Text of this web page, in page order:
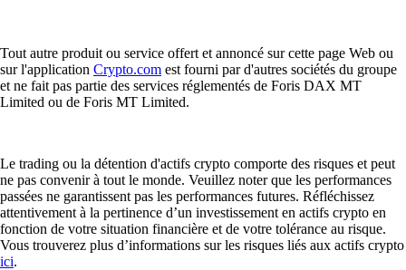
Tout autre produit ou service offert et annoncé sur cette page Web ou
sur l'application Crypto.com est fourni par d'autres sociétés du groupe
et ne fait pas partie des services réglementés de Foris DAX MT
Limited ou de Foris MT Limited.
Le trading ou la détention d'actifs crypto comporte des risques et peut
ne pas convenir à tout le monde. Veuillez noter que les performances
passées ne garantissent pas les performances futures. Réfléchissez
attentivement à la pertinence d’un investissement en actifs crypto en
fonction de votre situation financière et de votre tolérance au risque.
Vous trouverez plus d’informations sur les risques liés aux actifs crypto
ici.